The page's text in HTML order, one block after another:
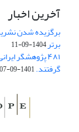
آخرین اخبار
برگزیده شدن
برتر1404-09-11
۴۸۱ پژوهشگر
گرفتند.1401-09-07